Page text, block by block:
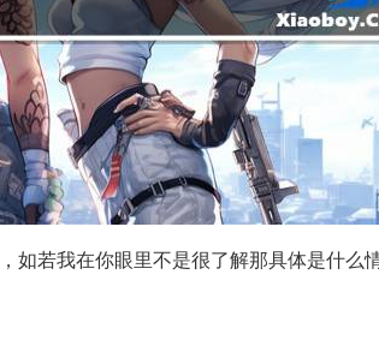
，如若我在你眼里不是很了解那具体是什么